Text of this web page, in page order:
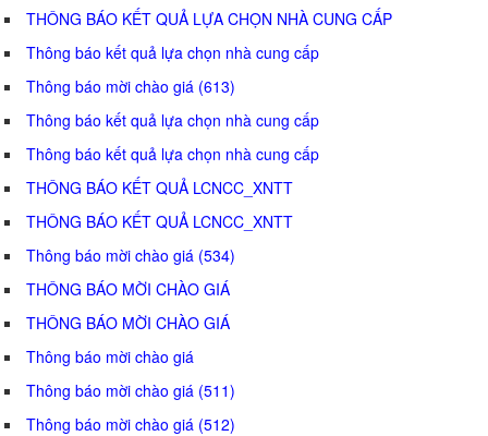
THÔNG BÁO KẾT QUẢ LỰA CHỌN NHÀ CUNG CẤP
Thông báo kết quả lựa chọn nhà cung cấp
Thông báo mời chào giá (613)
Thông báo kết quả lựa chọn nhà cung cấp
Thông báo kết quả lựa chọn nhà cung cấp
THÔNG BÁO KẾT QUẢ LCNCC_XNTT
THÔNG BÁO KẾT QUẢ LCNCC_XNTT
Thông báo mời chào giá (534)
THÔNG BÁO MỜI CHÀO GIÁ
THÔNG BÁO MỜI CHÀO GIÁ
Thông báo mời chào giá
Thông báo mời chào giá (511)
Thông báo mời chào giá (512)